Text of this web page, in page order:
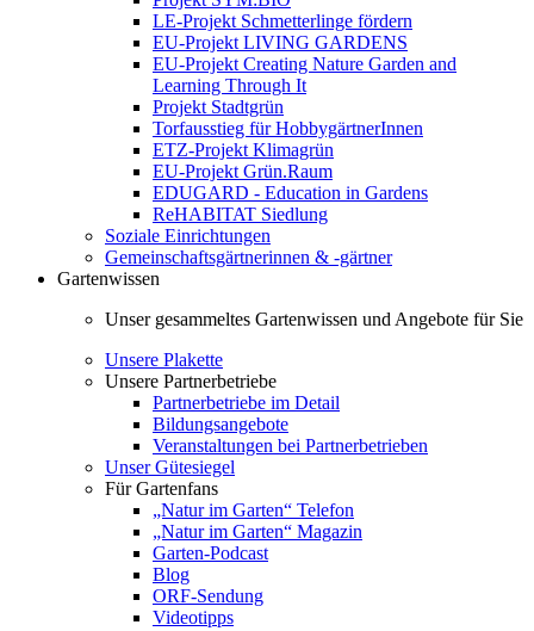
LE-Projekt Schmetterlinge fördern
EU-Projekt LIVING GARDENS
EU-Projekt Creating Nature Garden and
Learning Through It
Projekt Stadtgrün
Torfausstieg für HobbygärtnerInnen
ETZ-Projekt Klimagrün
EU-Projekt Grün.Raum
EDUGARD - Education in Gardens
ReHABITAT Siedlung
Soziale Einrichtungen
Gemeinschaftsgärtnerinnen & -gärtner
Gartenwissen
Unser gesammeltes Gartenwissen und Angebote für Sie
Unsere Plakette
Unsere Partnerbetriebe
Partnerbetriebe im Detail
Bildungsangebote
Veranstaltungen bei Partnerbetrieben
Unser Gütesiegel
Für Gartenfans
„Natur im Garten“ Telefon
„Natur im Garten“ Magazin
Garten-Podcast
Blog
ORF-Sendung
Videotipps